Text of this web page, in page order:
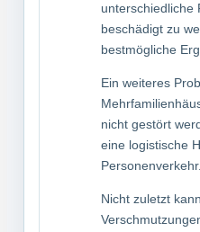
unterschiedliche
beschädigt zu
bestmögliche
Ein weiteres
nicht gestört
eine logistische
Personenverkehr.
Nicht zuletzt